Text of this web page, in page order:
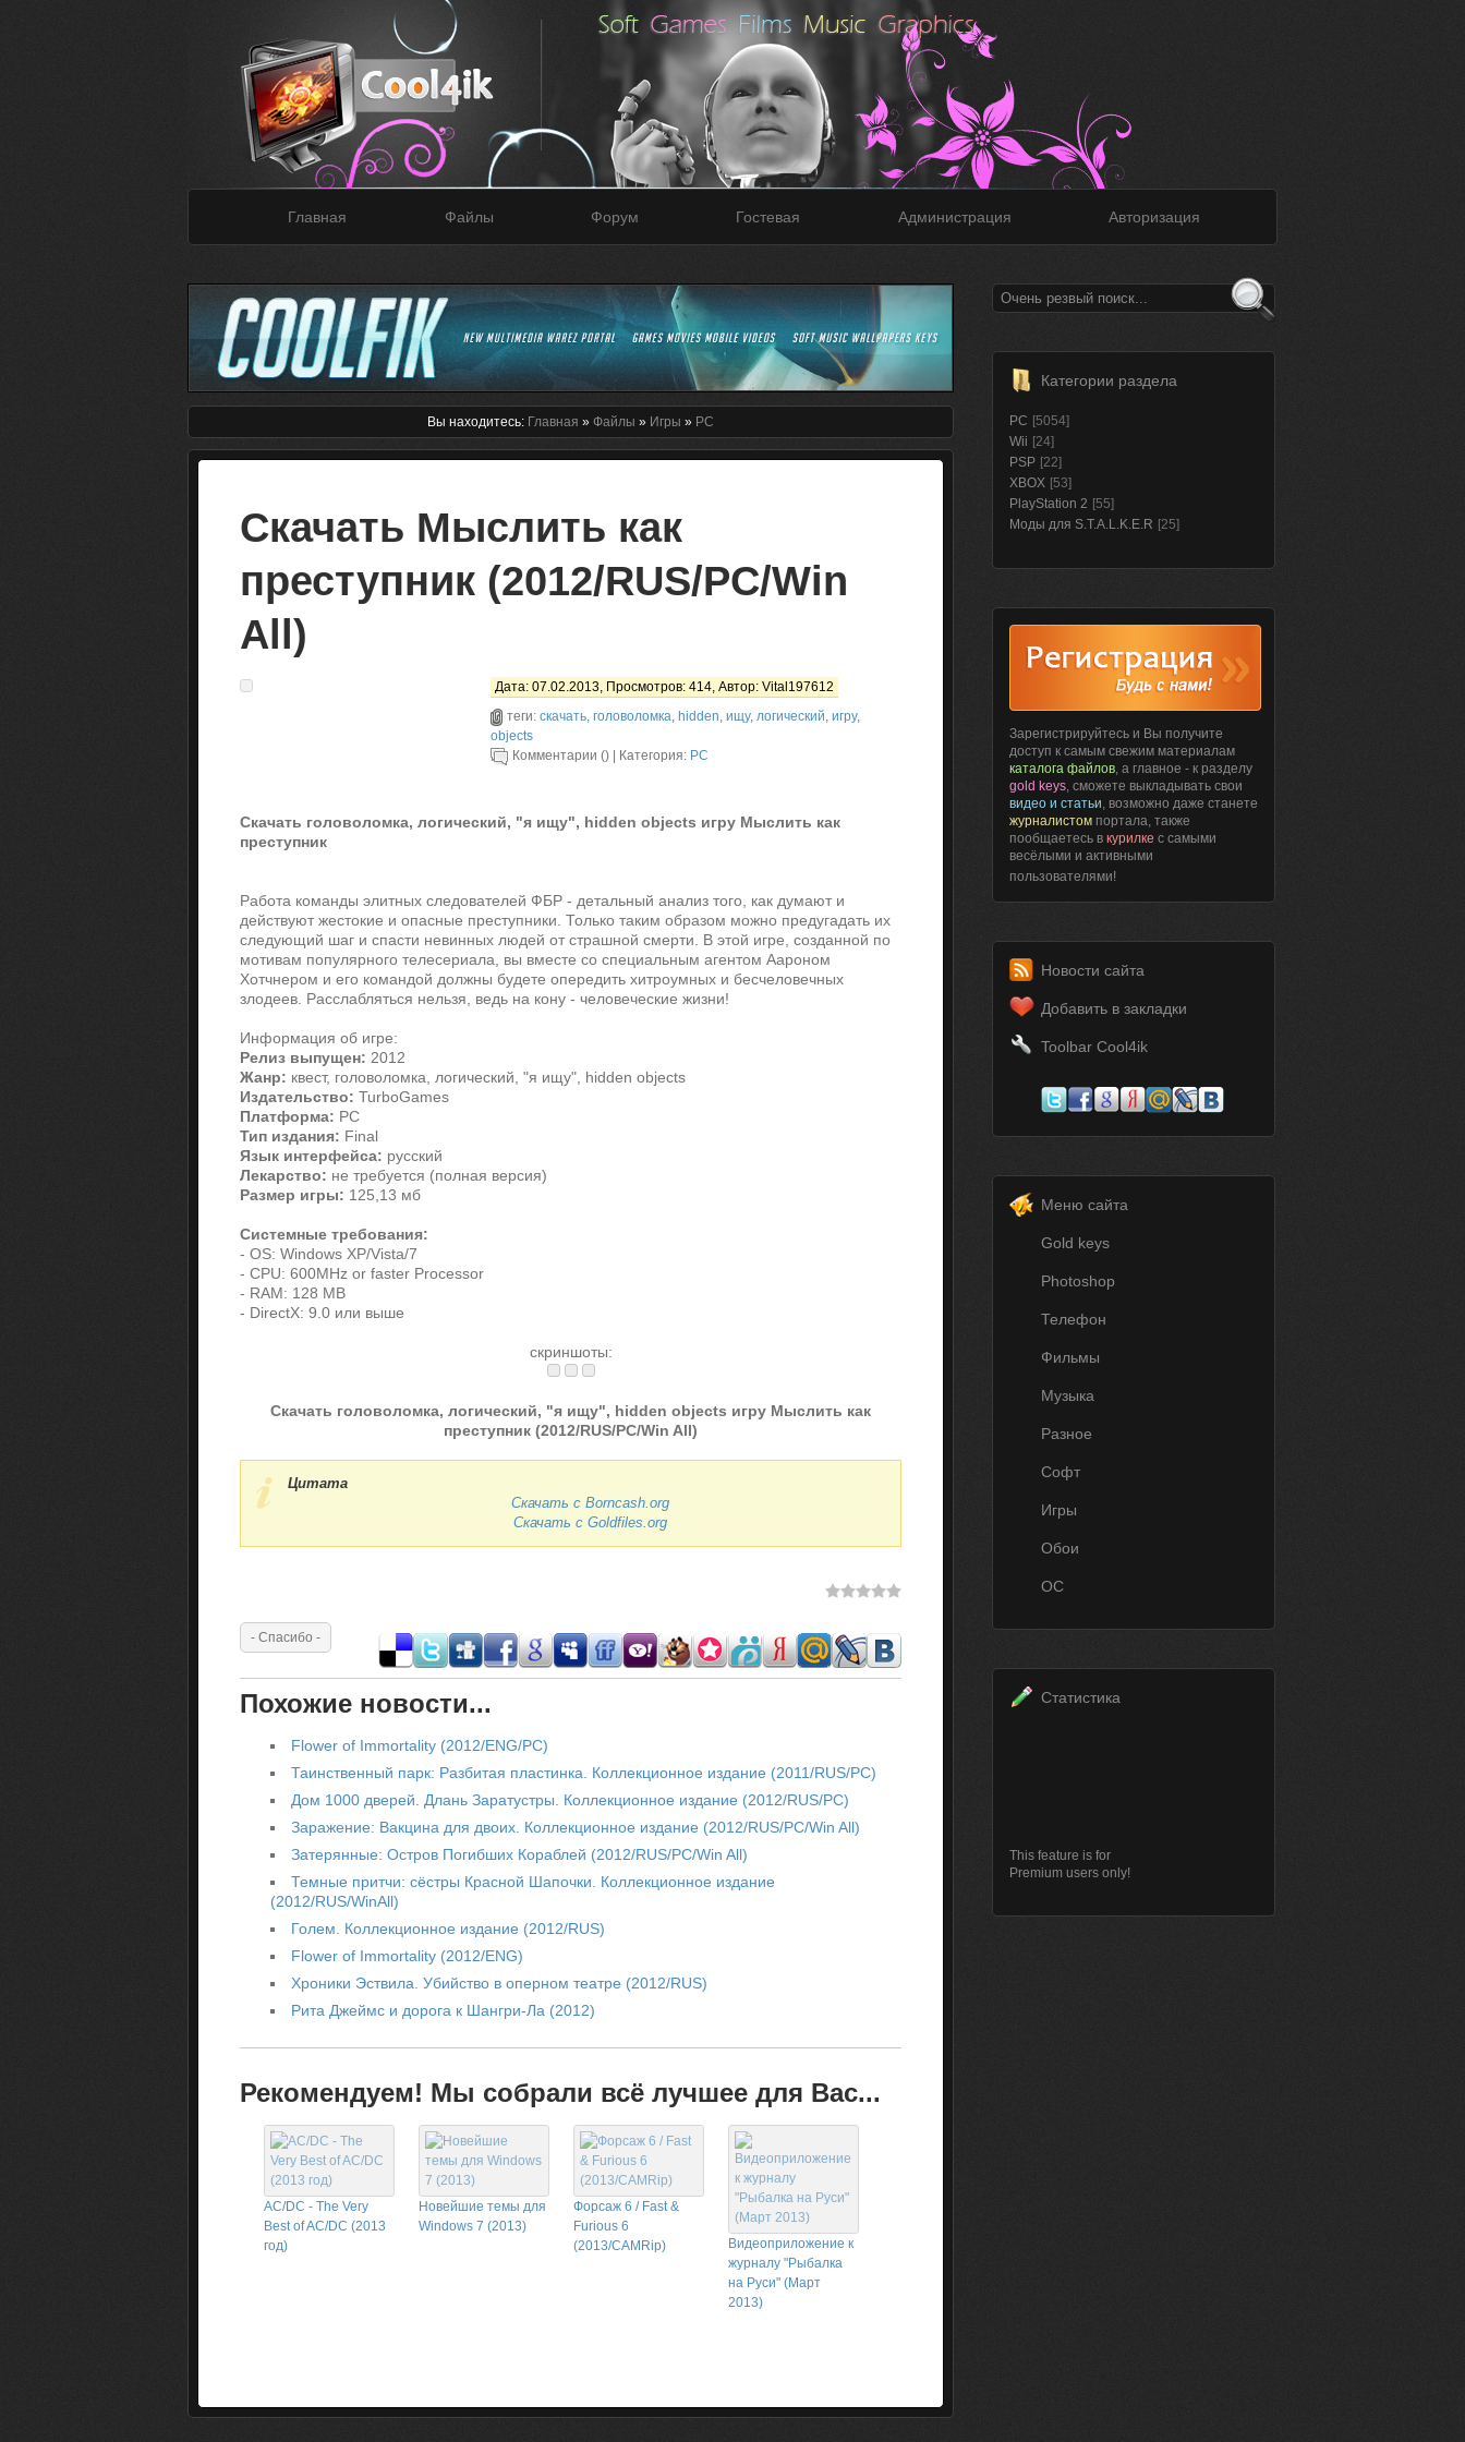
Главная Файлы Форум Гостевая Администрация Авторизация
Вы находитесь: Главная » Файлы » Игры » PC
Скачать Мыслить как
преступник (2012/RUS/PC/Win
All)
Дата: 07.02.2013, Просмотров: 414, Автор: Vital197612
теги: скачать, головоломка, hidden, ищу, логический, игру,
objects
Комментарии () | Категория: PC
Скачать головоломка, логический, "я ищу", hidden objects игру Мыслить как
преступник
Работа команды элитных следователей ФБР - детальный анализ того, как думают и
действуют жестокие и опасные преступники. Только таким образом можно предугадать их
следующий шаг и спасти невинных людей от страшной смерти. В этой игре, созданной по
мотивам популярного телесериала, вы вместе со специальным агентом Аароном
Хотчнером и его командой должны будете опередить хитроумных и бесчеловечных
злодеев. Расслабляться нельзя, ведь на кону - человеческие жизни!
Информация об игре:
Релиз выпущен: 2012
Жанр: квест, головоломка, логический, "я ищу", hidden objects
Издательство: TurboGames
Платформа: PC
Тип издания: Final
Язык интерфейса: русский
Лекарство: не требуется (полная версия)
Размер игры: 125,13 мб
Системные требования:
- OS: Windows XP/Vista/7
- CPU: 600MHz or faster Processor
- RAM: 128 MB
- DirectX: 9.0 или выше
скриншоты:
Скачать головоломка, логический, "я ищу", hidden objects игру Мыслить как
преступник (2012/RUS/PC/Win All)
Цитата
Скачать с Borncash.org
Скачать с Goldfiles.org
Похожие новости...
Flower of Immortality (2012/ENG/PC)
Таинственный парк: Разбитая пластинка. Коллекционное издание (2011/RUS/PC)
Дом 1000 дверей. Длань Заратустры. Коллекционное издание (2012/RUS/PC)
Заражение: Вакцина для двоих. Коллекционное издание (2012/RUS/PC/Win All)
Затерянные: Остров Погибших Кораблей (2012/RUS/PC/Win All)
Темные притчи: сёстры Красной Шапочки. Коллекционное издание
(2012/RUS/WinAll)
Голем. Коллекционное издание (2012/RUS)
Flower of Immortality (2012/ENG)
Хроники Эствила. Убийство в оперном театре (2012/RUS)
Рита Джеймс и дорога к Шангри-Ла (2012)
Рекомендуем! Мы собрали всё лучшее для Вас...
AC/DC - The Very
Best of AC/DC (2013
год)
Новейшие темы для
Windows 7 (2013)
Форсаж 6 / Fast &
Furious 6
(2013/CAMRip)
Видеоприложение к
журналу "Рыбалка
на Руси" (Март
2013)
Категории раздела
PC [5054]
Wii [24]
PSP [22]
XBOX [53]
PlayStation 2 [55]
Моды для S.T.A.L.K.E.R [25]
Зарегистрируйтесь и Вы получите
доступ к самым свежим материалам
каталога файлов, а главное - к разделу
gold keys, сможете выкладывать свои
видео и статьи, возможно даже станете
журналистом портала, также
пообщаетесь в курилке с самыми
весёлыми и активными
пользователями!
Новости сайта
Добавить в закладки
Toolbar Cool4ik
Меню сайта
Gold keys
Photoshop
Телефон
Фильмы
Музыка
Разное
Софт
Игры
Обои
ОС
Статистика
This feature is for
Premium users only!